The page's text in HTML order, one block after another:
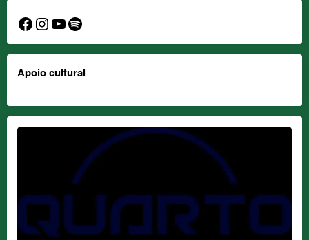
Facebook
Instagram
YouTube
Spotify
Apoio cultural